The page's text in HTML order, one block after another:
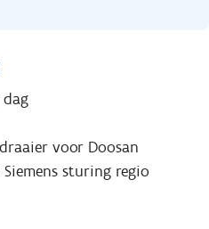
voor Doosan
Siemens sturing regio